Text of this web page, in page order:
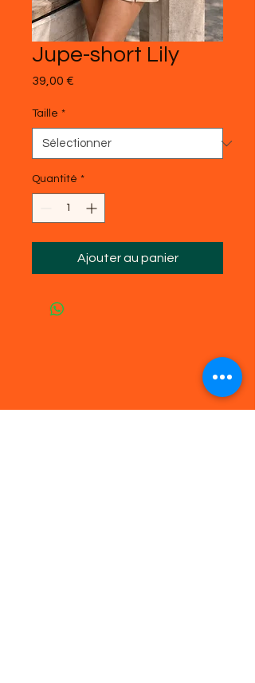
Jupe-short Lily
39,00 €
Taille *
Quantité *
Ajouter au panier